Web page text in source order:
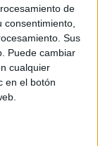
de
Sus
Puede cambiar
cualquier
en el botón
recuperar la
demasiado
española de